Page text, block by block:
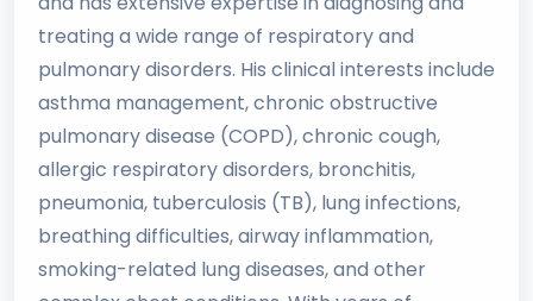
treating a wide range of respiratory and
pulmonary disorders. His clinical interests include
asthma management, chronic obstructive
pulmonary disease (COPD), chronic cough,
allergic respiratory disorders, bronchitis,
pneumonia, tuberculosis (TB), lung infections,
breathing difficulties, airway inflammation,
smoking-related lung diseases, and other